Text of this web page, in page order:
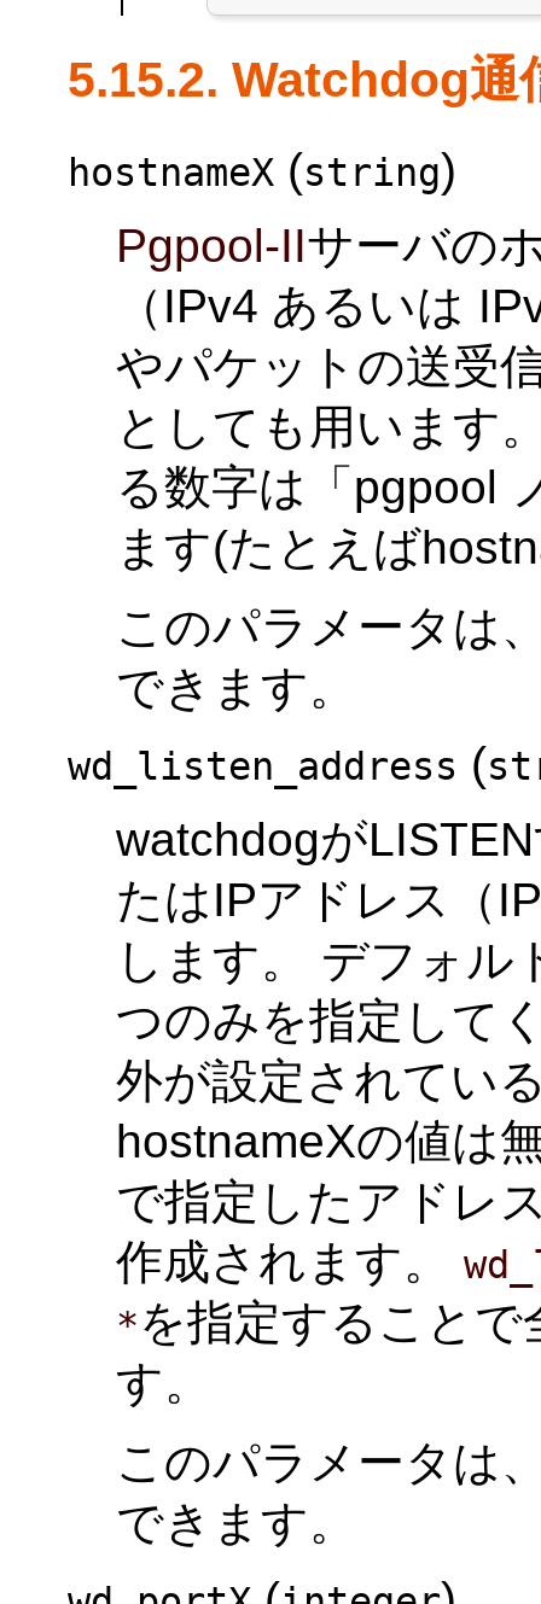
5.15.2. Watchdog通
hostnameX (string)
Pgpool-IIサーバの
（IPv4 あるいは
やパケットの送受
としても用います
る数字は「pgpool
ます(たとえば
このパラメータは
できます。
wd_listen_address (
watchdogが
たはIPアドレス（
します。 デフォル
つのみを指定して
外が設定されてい
hostnameXの値は
で指定したアドレ
作成されます。
*を指定すること
す。
このパラメータは
できます。